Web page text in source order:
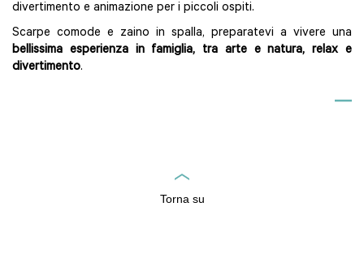
divertimento e animazione per i piccoli ospiti.
Scarpe comode e zaino in spalla, preparatevi a vivere una
bellissima esperienza in famiglia, tra arte e natura, relax e
divertimento.
Torna su